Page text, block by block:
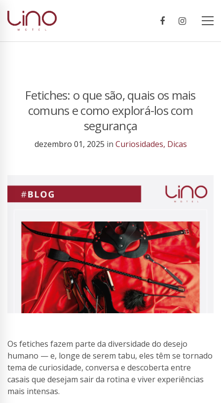
Fetiches: o que são, quais os mais
comuns e como explorá-los com
segurança
dezembro 01, 2025 in Curiosidades, Dicas
Os fetiches fazem parte da diversidade do desejo
humano — e, longe de serem tabu, eles têm se tornado
tema de curiosidade, conversa e descoberta entre
casais que desejam sair da rotina e viver experiências
mais intensas.